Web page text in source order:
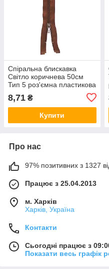
Спіральна блискавка
Світло коричнева 50см
Тип 5 роз'ємна пластикова
8,71 ₴
Купити
Про нас
97% позитивних з 1327
Працює з 25.04.2013
м. Харків
Харків, Україна
Контакти
Сьогодні працює з
Показати весь графік